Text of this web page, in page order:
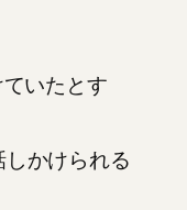
いたとす
かけられる